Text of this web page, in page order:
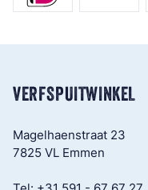
VERFSPUITWINKEL
Magelhaenstraat 23
7825 VL Emmen